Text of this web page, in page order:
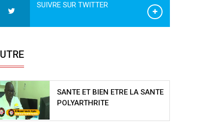
SUIVRE SUR TWITTER
SANTE ET BIEN ETRE LA SANTE
POLYARTHRITE